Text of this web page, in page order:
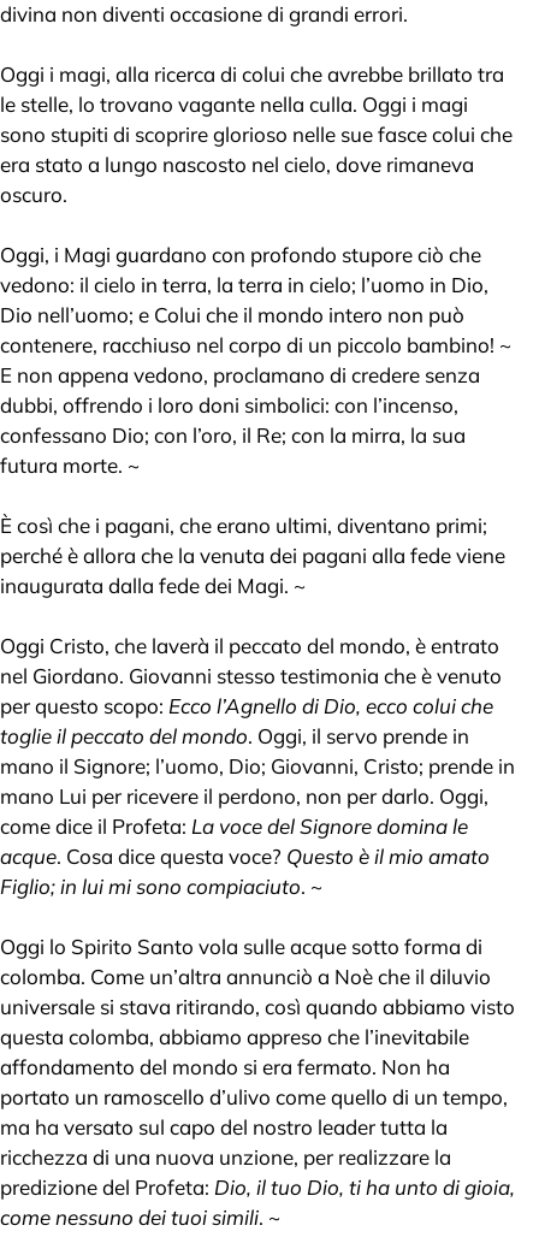
divina non diventi occasione di grandi errori.
Oggi i magi, alla ricerca di colui che avrebbe brillato tra
le stelle, lo trovano vagante nella culla. Oggi i magi
sono stupiti di scoprire glorioso nelle sue fasce colui che
era stato a lungo nascosto nel cielo, dove rimaneva
oscuro.
Oggi, i Magi guardano con profondo stupore ciò che
vedono: il cielo in terra, la terra in cielo; l’uomo in Dio,
Dio nell’uomo; e Colui che il mondo intero non può
contenere, racchiuso nel corpo di un piccolo bambino! ~
E non appena vedono, proclamano di credere senza
dubbi, offrendo i loro doni simbolici: con l’incenso,
confessano Dio; con l’oro, il Re; con la mirra, la sua
futura morte. ~
È così che i pagani, che erano ultimi, diventano primi;
perché è allora che la venuta dei pagani alla fede viene
inaugurata dalla fede dei Magi. ~
Oggi Cristo, che laverà il peccato del mondo, è entrato
nel Giordano. Giovanni stesso testimonia che è venuto
per questo scopo: Ecco l’Agnello di Dio, ecco colui che
toglie il peccato del mondo. Oggi, il servo prende in
mano il Signore; l’uomo, Dio; Giovanni, Cristo; prende in
mano Lui per ricevere il perdono, non per darlo. Oggi,
come dice il Profeta: La voce del Signore domina le
acque. Cosa dice questa voce? Questo è il mio amato
Figlio; in lui mi sono compiaciuto. ~
Oggi lo Spirito Santo vola sulle acque sotto forma di
colomba. Come un’altra annunciò a Noè che il diluvio
universale si stava ritirando, così quando abbiamo visto
questa colomba, abbiamo appreso che l’inevitabile
affondamento del mondo si era fermato. Non ha
portato un ramoscello d’ulivo come quello di un tempo,
ma ha versato sul capo del nostro leader tutta la
ricchezza di una nuova unzione, per realizzare la
predizione del Profeta: Dio, il tuo Dio, ti ha unto di gioia,
come nessuno dei tuoi simili. ~